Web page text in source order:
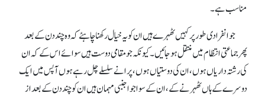
مناسب ہے ۔
جو انفرادی طور پر کہیں ٹھہرے ہیں ان کو یہ خیال رکھنا چاہئے کہ وہ چند دن کے بعد
پھر جماعتی انتظام میں منتقل ہو جائیں ۔ کیونکہ جو مقامی دوست ہیں سوائے ا س کے کہ ان
کی رشتہ داریاں ہوں ، ان کی دوستیاں ہوں ، پرانے سلسلے چل رہے ہوں آپس میں ایک
دوسرے کے ہاں ٹھہرنے کے،ان کے سوا جو اجنبی مہمان ہیں ان کو چند دن کے بعد از